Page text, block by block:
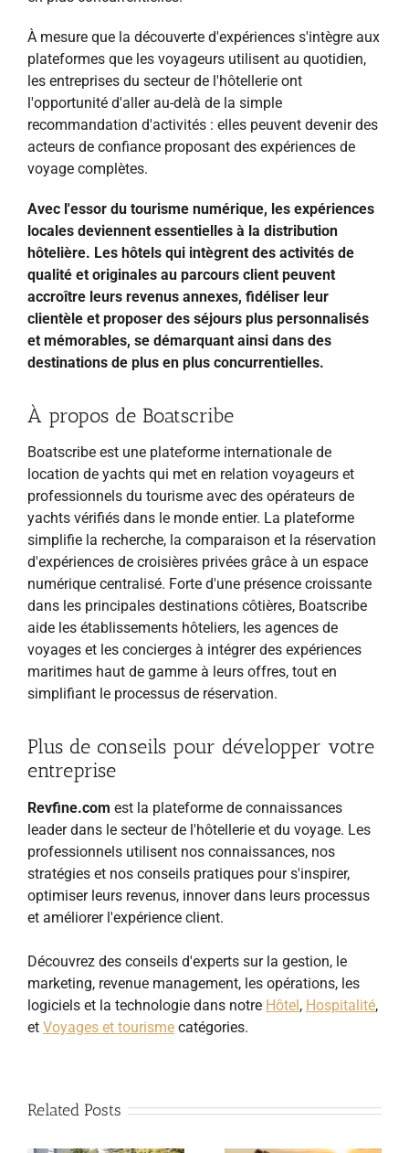
À mesure que la découverte d'expériences s'intègre aux
plateformes que les voyageurs utilisent au quotidien,
les entreprises du secteur de l'hôtellerie ont
l'opportunité d'aller au-delà de la simple
recommandation d'activités : elles peuvent devenir des
acteurs de confiance proposant des expériences de
voyage complètes.
Avec l'essor du tourisme numérique, les expériences
locales deviennent essentielles à la distribution
hôtelière. Les hôtels qui intègrent des activités de
qualité et originales au parcours client peuvent
accroître leurs revenus annexes, fidéliser leur
clientèle et proposer des séjours plus personnalisés
et mémorables, se démarquant ainsi dans des
destinations de plus en plus concurrentielles.
À propos de Boatscribe
Boatscribe est une plateforme internationale de
location de yachts qui met en relation voyageurs et
professionnels du tourisme avec des opérateurs de
yachts vérifiés dans le monde entier. La plateforme
simplifie la recherche, la comparaison et la réservation
d'expériences de croisières privées grâce à un espace
numérique centralisé. Forte d'une présence croissante
dans les principales destinations côtières, Boatscribe
aide les établissements hôteliers, les agences de
voyages et les concierges à intégrer des expériences
maritimes haut de gamme à leurs offres, tout en
simplifiant le processus de réservation.
Plus de conseils pour développer votre
entreprise
Revfine.com est la plateforme de connaissances
leader dans le secteur de l'hôtellerie et du voyage. Les
professionnels utilisent nos connaissances, nos
stratégies et nos conseils pratiques pour s'inspirer,
optimiser leurs revenus, innover dans leurs processus
et améliorer l'expérience client.
Découvrez des conseils d'experts sur la gestion, le
marketing, revenue management, les opérations, les
logiciels et la technologie dans notre Hôtel, Hospitalité,
et Voyages et tourisme catégories.
Related Posts